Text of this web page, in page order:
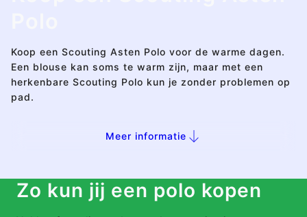
Koop een Scouting Asten Polo voor de warme dagen.
Een blouse kan soms te warm zijn, maar met een
herkenbare Scouting Polo kun je zonder problemen op
pad.
Meer informatie
Zo kun jij een polo kopen